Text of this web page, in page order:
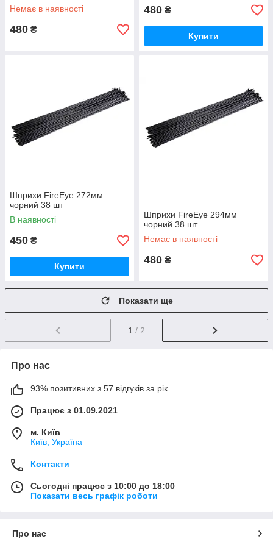
Немає в наявності
480 ₴
480 ₴
Купити
Шприхи FireEye 272мм
чорний 38 шт
В наявності
450 ₴
Купити
Шприхи FireEye 294мм
чорний 38 шт
Немає в наявності
480 ₴
Показати ще
1 / 2
Про нас
93% позитивних з 57 відгуків за рік
Працює з 01.09.2021
м. Київ
Київ, Україна
Контакти
Сьогодні працює з 10:00 до 18:00
Показати весь графік роботи
Про нас